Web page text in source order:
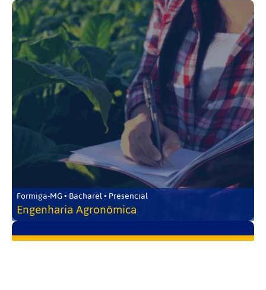
Formiga-MG • Bacharel • Presencial
Engenharia Agronômica